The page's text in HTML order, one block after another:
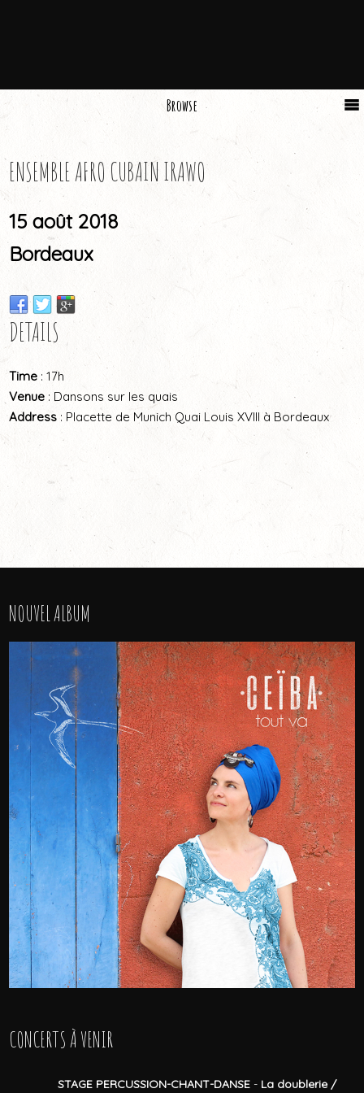
Browse
ENSEMBLE AFRO CUBAIN IRAWO
15 août 2018
Bordeaux
DETAILS
Time : 17h
Venue : Dansons sur les quais
Address : Placette de Munich Quai Louis XVIII à Bordeaux
NOUVEL ALBUM
CONCERTS À VENIR
STAGE PERCUSSION-CHANT-DANSE - La doublerie /